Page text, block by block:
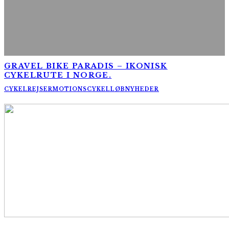
GRAVEL BIKE PARADIS – IKONISK
CYKELRUTE I NORGE.
CYKELREJSERMOTIONSCYKELLØBNYHEDER